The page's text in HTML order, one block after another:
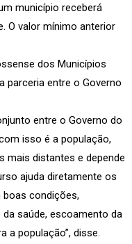
município receberá
O valor mínimo anterior
dos Municípios
parceria entre o Governo
entre o Governo do
isso é a população,
mais distantes e depende
ajuda diretamente os
condições,
saúde, escoamento da
a população”, disse.